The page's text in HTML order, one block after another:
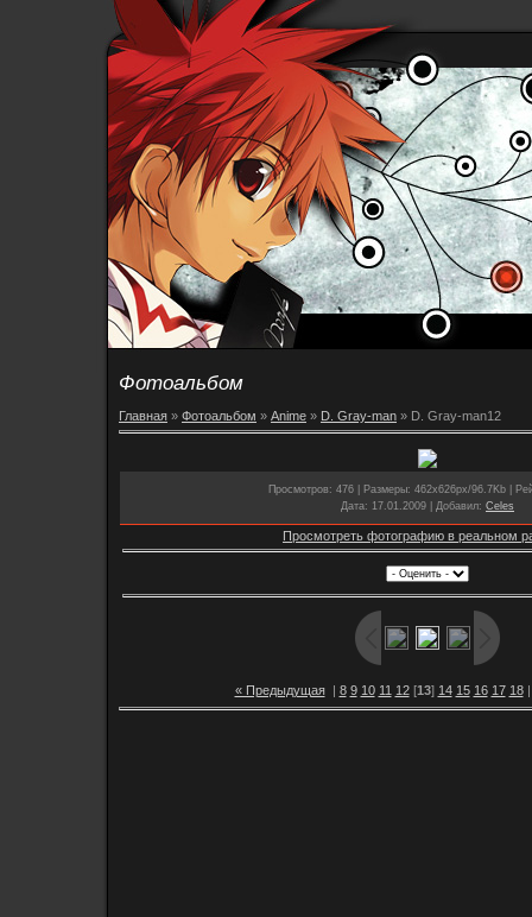
Фотоальбом
Главная » Фотоальбом » Anime » D. Gray-man » D. Gray-man12
Просмотров: 476 | Размеры: 462x626px/96.7Kb |
Дата: 17.01.2009 | Добавил: Celes
Просмотреть фотографию в реальном
« Предыдущая| 8 9 10 11 12[13] 14 15 16 17 18